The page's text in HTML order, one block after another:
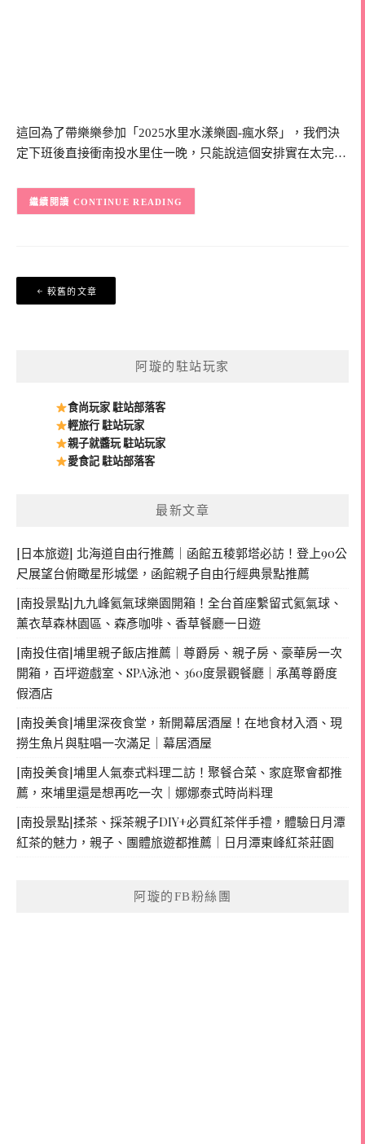
這回為了帶樂樂參加「2025水里水漾樂園-瘋水祭」，我們決
定下班後直接衝南投水里住一晚，只能說這個安排實在太完…
CONTINUE READING
章
較舊的文章
阿璇的駐站玩家
食尚玩家 駐站部落客
輕旅行 駐站玩家
親子就醬玩 駐站玩家
愛食記 駐站部落客
最新文章
[日本旅遊] 北海道自由行推薦｜函館五稜郭塔必訪！登上90公
尺展望台俯瞰星形城堡，函館親子自由行經典景點推薦
[南投景點]九九峰氦氣球樂園開箱！全台首座繫留式氦氣球、
薰衣草森林園區、森彥咖啡、香草餐廳一日遊
[南投住宿]埔里親子飯店推薦｜尊爵房、親子房、豪華房一次
開箱，百坪遊戲室、SPA泳池、360度景觀餐廳｜承萬尊爵度
假酒店
[南投美食]埔里深夜食堂，新開幕居酒屋！在地食材入酒、現
撈生魚片與駐唱一次滿足｜幕居酒屋
[南投美食]埔里人氣泰式料理二訪！聚餐合菜、家庭聚會都推
薦，來埔里還是想再吃一次｜娜娜泰式時尚料理
[南投景點]揉茶、採茶親子DIY+必買紅茶伴手禮，體驗日月潭
紅茶的魅力，親子、團體旅遊都推薦｜日月潭東峰紅茶莊園
阿璇的FB粉絲團